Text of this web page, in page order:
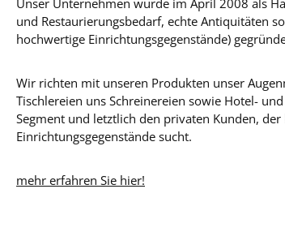
Unser Unternehmen wurde im April 2008 als
und Restaurierungsbedarf, echte Antiquitäten
hochwertige Einrichtungsgegenstände)
Wir richten mit unseren Produkten unser
Tischlereien uns Schreinereien sowie Hotel-
Segment und letztlich den privaten Kunden,
Einrichtungsgegenstände sucht.
mehr erfahren Sie hier!